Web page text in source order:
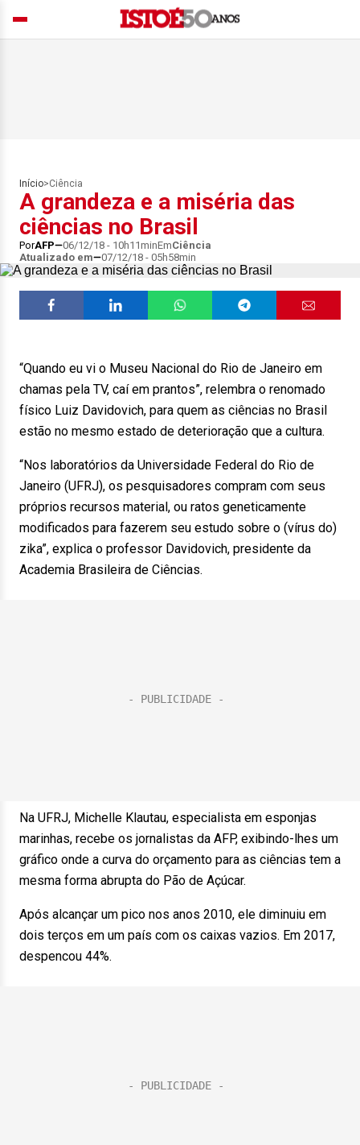
Início>Ciência
A grandeza e a miséria das
ciências no Brasil
PorAFP 06/12/18 - 10h11minEmCiência
Atualizado em
07/12/18 - 05h58min
“Quando eu vi o Museu Nacional do Rio de Janeiro em
chamas pela TV, caí em prantos”, relembra o renomado
físico Luiz Davidovich, para quem as ciências no Brasil
estão no mesmo estado de deterioração que a cultura.
“Nos laboratórios da Universidade Federal do Rio de
Janeiro (UFRJ), os pesquisadores compram com seus
próprios recursos material, ou ratos geneticamente
modificados para fazerem seu estudo sobre o (vírus do)
zika”, explica o professor Davidovich, presidente da
Academia Brasileira de Ciências.
Na UFRJ, Michelle Klautau, especialista em esponjas
marinhas, recebe os jornalistas da AFP, exibindo-lhes um
gráfico onde a curva do orçamento para as ciências tem a
mesma forma abrupta do Pão de Açúcar.
Após alcançar um pico nos anos 2010, ele diminuiu em
dois terços em um país com os caixas vazios. Em 2017,
despencou 44%.